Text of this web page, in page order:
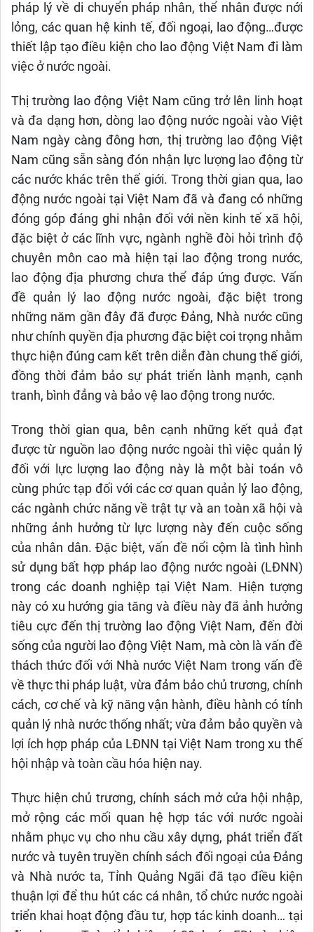
pháp lý về di chuyển pháp nhân, thể nhân được nới
lỏng, các quan hệ kinh tế, đối ngoại, lao động…được
thiết lập tạo điều kiện cho lao động Việt Nam đi làm
việc ở nước ngoài.
Thị trường lao động Việt Nam cũng trở lên linh hoạt
và đa dạng hơn, dòng lao động nước ngoài vào Việt
Nam ngày càng đông hơn, thị trường lao động Việt
Nam cũng sẵn sàng đón nhận lực lượng lao động từ
các nước khác trên thế giới. Trong thời gian qua, lao
động nước ngoài tại Việt Nam đã và đang có những
đóng góp đáng ghi nhận đối với nền kinh tế xã hội,
đặc biệt ở các lĩnh vực, ngành nghề đòi hỏi trình độ
chuyên môn cao mà hiện tại lao động trong nước,
lao động địa phương chưa thể đáp ứng được. Vấn
đề quản lý lao động nước ngoài, đặc biệt trong
những năm gần đây đã được Đảng, Nhà nước cũng
như chính quyền địa phương đặc biệt coi trọng nhằm
thực hiện đúng cam kết trên diễn đàn chung thế giới,
đồng thời đảm bảo sự phát triển lành mạnh, cạnh
tranh, bình đẳng và bảo vệ lao động trong nước.
Trong thời gian qua, bên cạnh những kết quả đạt
được từ nguồn lao động nước ngoài thì việc quản lý
đối với lực lượng lao động này là một bài toán vô
cùng phức tạp đối với các cơ quan quản lý lao động,
các ngành chức năng về trật tự và an toàn xã hội và
những ảnh hưởng từ lực lượng này đến cuộc sống
của nhân dân. Đặc biệt, vấn đề nổi cộm là tình hình
sử dụng bất hợp pháp lao động nước ngoài (LĐNN)
trong các doanh nghiệp tại Việt Nam. Hiện tượng
này có xu hướng gia tăng và điều này đã ảnh hưởng
tiêu cực đến thị trường lao động Việt Nam, đến đời
sống của người lao động Việt Nam, mà còn là vấn đề
thách thức đối với Nhà nước Việt Nam trong vấn đề
về thực thi pháp luật, vừa đảm bảo chủ trương, chính
cách, cơ chế và kỹ năng vận hành, điều hành có tính
quản lý nhà nước thống nhất; vừa đảm bảo quyền và
lợi ích hợp pháp của LĐNN tại Việt Nam trong xu thế
hội nhập và toàn cầu hóa hiện nay.
Thực hiện chủ trương, chính sách mở cửa hội nhập,
mở rộng các mối quan hệ hợp tác với nước ngoài
nhằm phục vụ cho nhu cầu xây dựng, phát triển đất
nước và tuyên truyền chính sách đối ngoại của Đảng
và Nhà nước ta, Tỉnh Quảng Ngãi đã tạo điều kiện
thuận lợi để thu hút các cá nhân, tổ chức nước ngoài
triển khai hoạt động đầu tư, hợp tác kinh doanh… tại